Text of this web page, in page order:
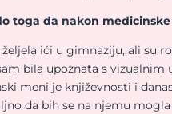
toga da nakon
željela ići u gimnaziju, ali su
bila upoznata s vizualnim
meni je književnosti i
da bih se na njemu